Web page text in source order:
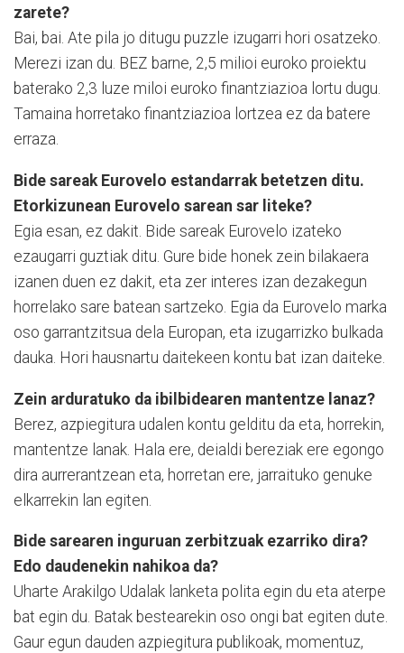
zarete?
Bai, bai. Ate pila jo ditugu puzzle izugarri hori osatzeko.
Merezi izan du. BEZ barne, 2,5 milioi euroko proiektu
baterako 2,3 luze miloi euroko finantziazioa lortu dugu.
Tamaina horretako finantziazioa lortzea ez da batere
erraza.
Bide sareak Eurovelo estandarrak betetzen ditu.
Etorkizunean Eurovelo sarean sar liteke?
Egia esan, ez dakit. Bide sareak Eurovelo izateko
ezaugarri guztiak ditu. Gure bide honek zein bilakaera
izanen duen ez dakit, eta zer interes izan dezakegun
horrelako sare batean sartzeko. Egia da Eurovelo marka
oso garrantzitsua dela Europan, eta izugarrizko bulkada
dauka. Hori hausnartu daitekeen kontu bat izan daiteke.
Zein arduratuko da ibilbidearen mantentze lanaz?
Berez, azpiegitura udalen kontu gelditu da eta, horrekin,
mantentze lanak. Hala ere, deialdi bereziak ere egongo
dira aurrerantzean eta, horretan ere, jarraituko genuke
elkarrekin lan egiten.
Bide sarearen inguruan zerbitzuak ezarriko dira?
Edo daudenekin nahikoa da?
Uharte Arakilgo Udalak lanketa polita egin du eta aterpe
bat egin du. Batak bestearekin oso ongi bat egiten dute.
Gaur egun dauden azpiegitura publikoak, momentuz,